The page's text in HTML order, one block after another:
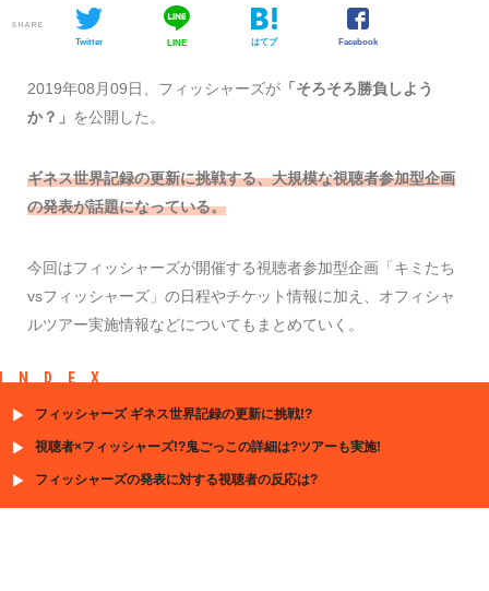
SHARE
Twitter LINE はてブ Facebook
2019年08月09日、フィッシャーズが 「そろそろ勝負しよう
か？」 を公開した。
ギネス世界記録の更新に挑戦する、大規模な視聴者参加型企画
の発表が話題になっている。
今回はフィッシャーズが開催する視聴者参加型企画「キミたち
vsフィッシャーズ」の日程やチケット情報に加え、オフィシャ
ルツアー実施情報などについてもまとめていく。
INDEX
フィッシャーズ ギネス世界記録の更新に挑戦!?
視聴者×フィッシャーズ!?鬼ごっこの詳細は?ツアーも実施!
フィッシャーズの発表に対する視聴者の反応は?